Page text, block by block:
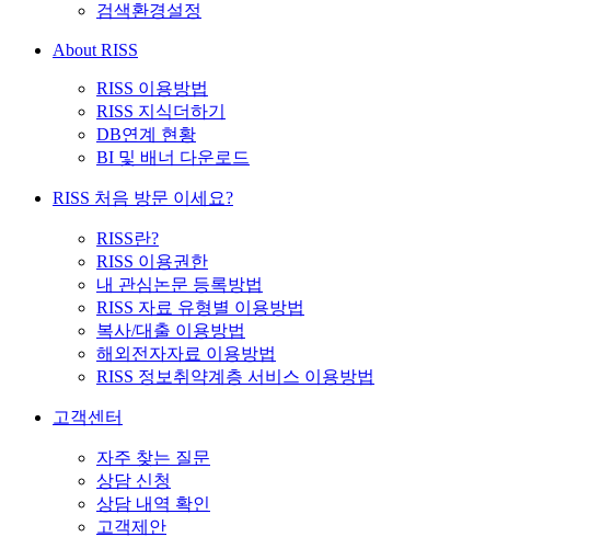
검색환경설정
About RISS
RISS 이용방법
RISS 지식더하기
DB연계 현황
BI 및 배너 다운로드
RISS 처음 방문 이세요?
RISS란?
RISS 이용권한
내 관심논문 등록방법
RISS 자료 유형별 이용방법
복사/대출 이용방법
해외전자자료 이용방법
RISS 정보취약계층 서비스 이용방법
고객센터
자주 찾는 질문
상담 신청
상담 내역 확인
고객제안